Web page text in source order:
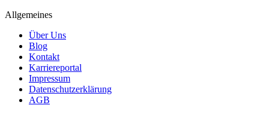
Allgemeines
Über Uns
Blog
Kontakt
Karriereportal
Impressum
Datenschutzerklärung
AGB